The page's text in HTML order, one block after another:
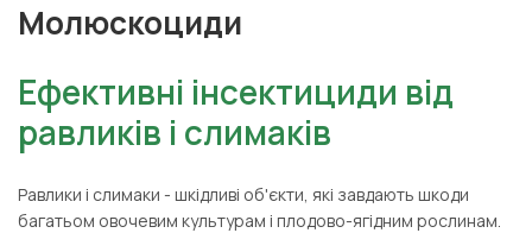
Молюскоциди
Ефективні інсектициди від
равликів і слимаків
Равлики і слимаки - шкідливі об'єкти, які завдають шкоди
багатьом овочевим культурам і плодово-ягідним рослинам.